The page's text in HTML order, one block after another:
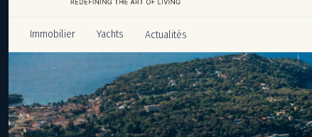
Immobilier Yachts Actualités